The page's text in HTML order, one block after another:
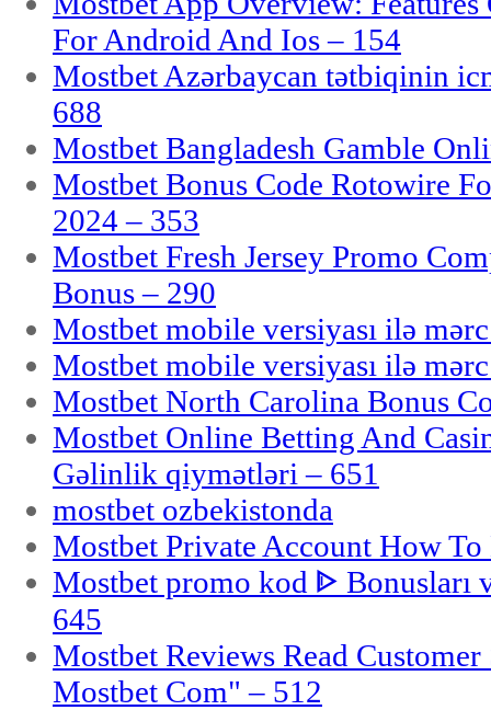
For Android And Ios – 154
Mostbet Azərbaycan tətbiqinin
688
Mostbet Bangladesh Gamble
Mostbet Bonus Code Rotowire
2024 – 353
Mostbet Fresh Jersey Promo
Bonus – 290
Mostbet mobile versiyası ilə
Mostbet mobile versiyası ilə
Mostbet North Carolina Bonus
Mostbet Online Betting And
Gəlinlik qiymətləri – 651
mostbet ozbekistonda
Mostbet Private Account How
Mostbet promo kod ᐈ Bonusları
645
Mostbet Reviews Read
Mostbet Com" – 512